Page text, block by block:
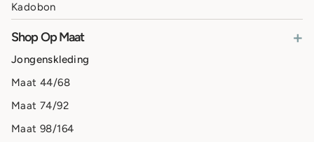
Kadobon
Shop Op Maat +
Jongenskleding
Maat 44/68
Maat 74/92
Maat 98/164